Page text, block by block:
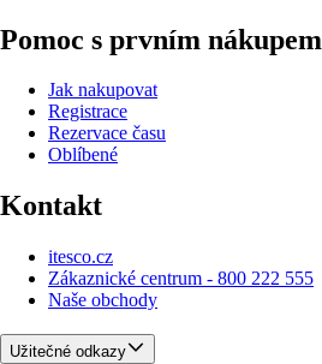
Pomoc s prvním nákupem
Jak nakupovat
Registrace
Rezervace času
Oblíbené
Kontakt
itesco.cz
Zákaznické centrum - 800 222 555
Naše obchody
Užitečné odkazy